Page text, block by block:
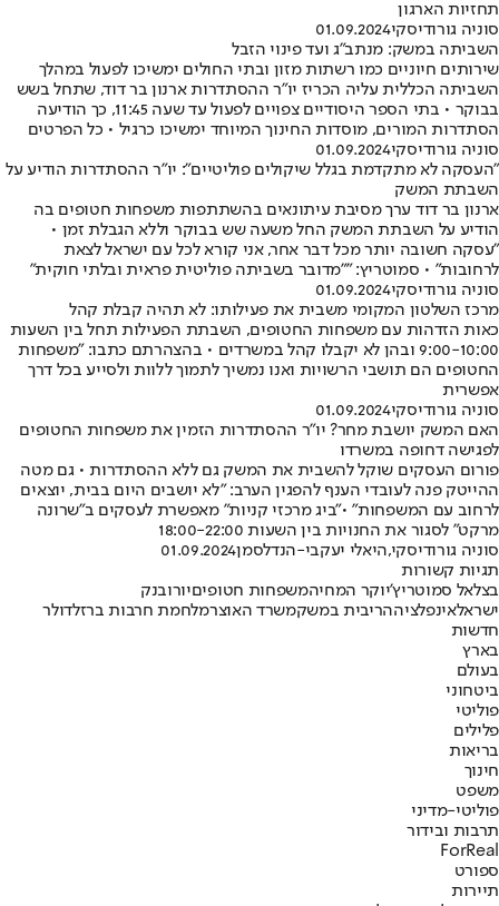
תחזיות הארגון
סוניה גורודיסקי01.09.2024
השביתה במשק: מנתב"ג ועד פינוי הזבל
שירותים חיוניים כמו רשתות מזון ובתי החולים ימשיכו לפעול במהלך
השביתה הכללית עליה הכריז יו"ר ההסתדרות ארנון בר דוד, שתחל בשש
בבוקר • בתי הספר היסודיים צפויים לפעול עד שעה 11:45, כך הודיעה
הסתדרות המורים, מוסדות החינוך המיוחד ימשיכו כרגיל • כל הפרטים
סוניה גורודיסקי01.09.2024
"העסקה לא מתקדמת בגלל שיקולים פוליטיים": יו"ר ההסתדרות הודיע על
השבתת המשק
ארנון בר דוד ערך מסיבת עיתונאים בהשתתפות משפחות חטופים בה
הודיע על השבתת המשק החל משעה שש בבוקר וללא הגבלת זמן •
"עסקה חשובה יותר מכל דבר אחר, אני קורא לכל עם ישראל לצאת
לרחובות" • סמוטריץ: ""מדובר בשביתה פוליטית פראית ובלתי חוקית"
סוניה גורודיסקי01.09.2024
מרכז השלטון המקומי משבית את פעילותו: לא תהיה קבלת קהל
כאות הזדהות עם משפחות החטופים, השבתת הפעילות תחל בין השעות
9:00-10:00 ובהן לא יקבלו קהל במשרדים • בהצהרתם כתבו: "משפחות
החטופים הם תושבי הרשויות ואנו נמשיך לתמוך ללוות ולסייע בכל דרך
אפשרית
סוניה גורודיסקי01.09.2024
האם המשק יושבת מחר? יו״ר ההסתדרות הזמין את משפחות החטופים
לפגישה דחופה במשרדו
פורום העסקים שוקל להשבית את המשק גם ללא ההסתדרות • גם מטה
ההייטק פנה לעובדי הענף להפגין הערב: "לא יושבים היום בבית, יוצאים
לרחוב עם המשפחות" •"ביג מרכזי קניות" מאפשרת לעסקים ב"שרונה
מרקט" לסגור את החנויות בין השעות 18:00-22:00
סוניה גורודיסקי,היאלי יעקבי-הנדלסמן01.09.2024
תגיות קשורות
בצלאל סמוטריץ'יוקר המחיהמשפחות חטופיםיורובנק
ישראלאינפלציההריבית במשקמשרד האוצרמלחמת חרבות ברזלדולר
חדשות
בארץ
בעולם
ביטחוני
פוליטי
פלילים
בריאות
חינוך
משפט
פוליטי-מדיני
תרבות ובידור
ForReal
ספורט
תיירות